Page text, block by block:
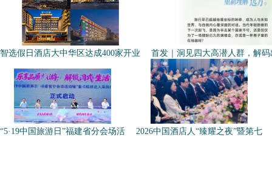
智选假日酒店大中华区达成400家开业 首发｜洞见四大高潜人群，解
“5·19中国旅游日”福建省分会场活 2026中国酒店人“臻耀之夜”暨第七